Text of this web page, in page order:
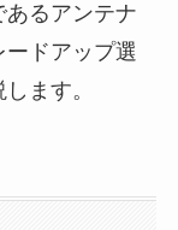
あるアンテナ
ドアップ選
ます。